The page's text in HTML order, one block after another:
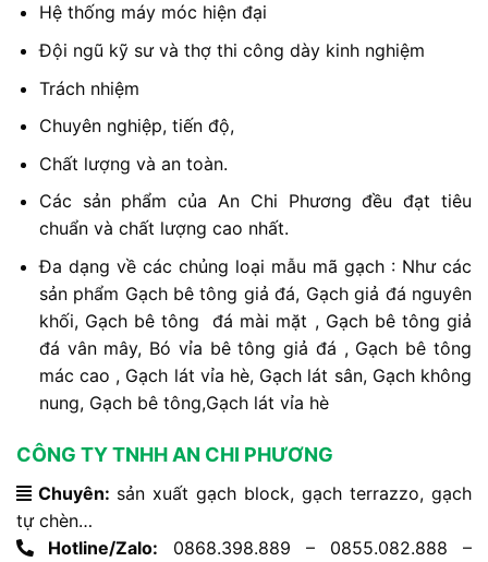
Hệ thống máy móc hiện đại
Đội ngũ kỹ sư và thợ thi công dày kinh nghiệm
Trách nhiệm
Chuyên nghiệp, tiến độ,
Chất lượng và an toàn.
Các sản phẩm của An Chi Phương đều đạt tiêu
chuẩn và chất lượng cao nhất.
Đa dạng về các chủng loại mẫu mã gạch : Như các
sản phẩm Gạch bê tông giả đá, Gạch giả đá nguyên
khối, Gạch bê tông đá mài mặt , Gạch bê tông giả
đá vân mây, Bó vỉa bê tông giả đá , Gạch bê tông
mác cao , Gạch lát vỉa hè, Gạch lát sân, Gạch không
nung, Gạch bê tông,Gạch lát vỉa hè
CÔNG TY TNHH AN CHI PHƯƠNG
Chuyên: sản xuất gạch block, gạch terrazzo, gạch
tự chèn…
Hotline/Zalo: 0868.398.889 – 0855.082.888 –